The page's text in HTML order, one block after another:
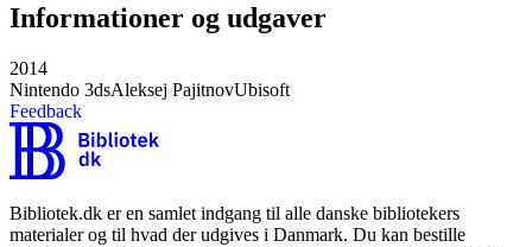
Informationer og udgaver
2014
Nintendo 3dsAleksej PajitnovUbisoft
Feedback
Bibliotek.dk er en samlet indgang til alle danske bibliotekers
materialer og til hvad der udgives i Danmark. Du kan bestille